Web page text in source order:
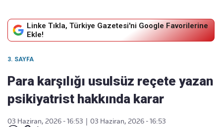
Linke Tıkla, Türkiye Gazetesi'ni Google Favorilerine
Ekle!
3. SAYFA
Para karşılığı usulsüz reçete yazan
psikiyatrist hakkında karar
03 Haziran, 2026 - 16:53
03 Haziran, 2026 - 16:53